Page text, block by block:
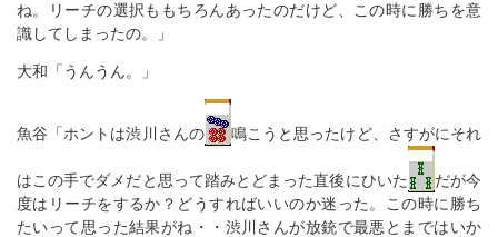
ね。リーチの選択ももちろんあったのだけど、この時に勝ちを意
識してしまったの。」
大和「うんうん。」
魚谷「ホントは渋川さんの 鳴こうと思ったけど、さすがにそれ
はこの手でダメだと思って踏みとどまった直後にひいた
だが今
度はリーチをするか？どうすればいいのか迷った。この時に勝ち
たいって思った結果がね・・渋川さんが放銃で最悪とまではいか